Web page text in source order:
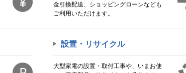
金引換配送、ショッピングローンなども
ご利用いただけます。
設置・リサイクル
大型家電の設置・取付工事や、いまお使